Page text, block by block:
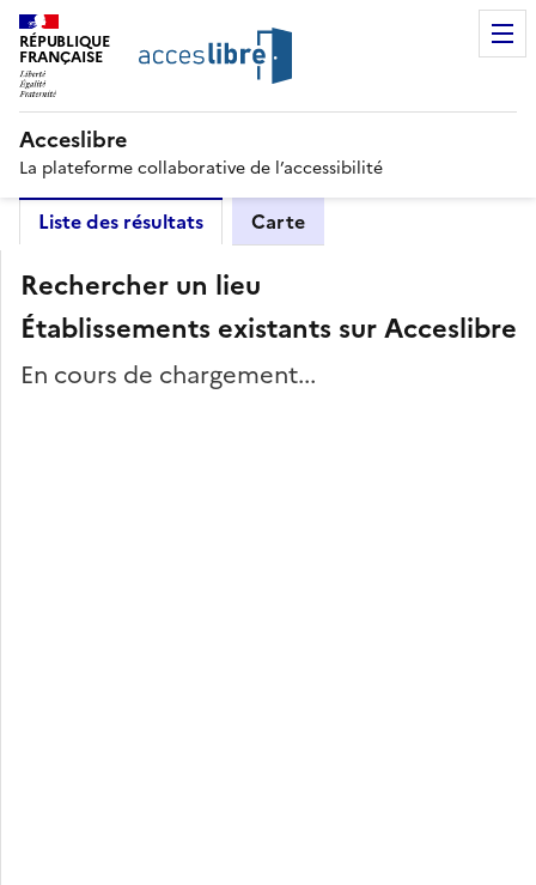
RÉPUBLIQUE
FRANÇAISE
Acceslibre
La plateforme collaborative de l’accessibilité
Liste des résultats Carte
Rechercher un lieu
Établissements existants sur Acceslibre
En cours de chargement...